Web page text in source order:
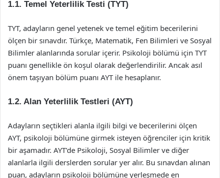
1.1. Temel Yeterlilik Testi (TYT)
TYT, adayların genel yetenek ve temel eğitim becerilerini
ölçen bir sınavdır. Türkçe, Matematik, Fen Bilimleri ve Sosyal
Bilimler alanlarında sorular içerir. Psikoloji bölümü için TYT
puanı genellikle ön koşul olarak değerlendirilir. Ancak asıl
önem taşıyan bölüm puanı AYT ile hesaplanır.
1.2. Alan Yeterlilik Testleri (AYT)
Adayların seçtikleri alanla ilgili bilgi ve becerilerini ölçen
AYT, psikoloji bölümüne girmek isteyen öğrenciler için kritik
bir aşamadır. AYT’de Psikoloji, Sosyal Bilimler ve diğer
alanlarla ilgili derslerden sorular yer alır. Bu sınavdan alınan
puan, adayların psikoloji bölümüne yerleşmede en